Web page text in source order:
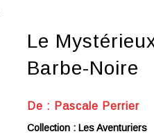
Le
Barbe-Noire
De : Pascale Perrier
Collection : Les Aventuriers